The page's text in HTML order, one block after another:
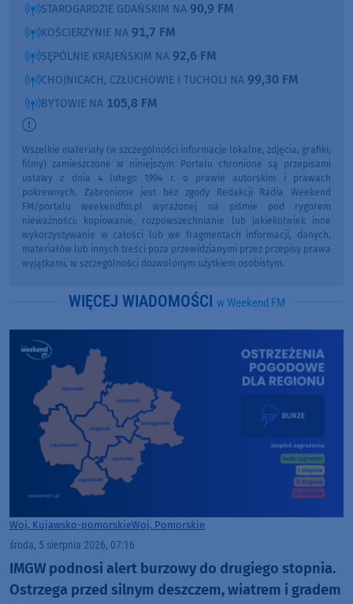
STAROGARDZIE GDAŃSKIM NA 90,9 FM
KOŚCIERZYNIE NA 91,7 FM
SĘPÓLNIE KRAJEŃSKIM NA 92,6 FM
CHOJNICACH, CZŁUCHOWIE I TUCHOLI NA 99,30 FM
BYTOWIE NA 105,8 FM
Wszelkie materiały (w szczególności informacje lokalne, zdjęcia, grafiki,
filmy) zamieszczone w niniejszym Portalu chronione są przepisami
ustawy z dnia 4 lutego 1994 r. o prawie autorskim i prawach
pokrewnych. Zabronione jest bez zgody Redakcji Radia Weekend
FM/portalu weekendfm.pl wyrażonej na piśmie pod rygorem
nieważności: kopiowanie, rozpowszechnianie lub jakiekolwiek inne
wykorzystywanie w całości lub we fragmentach informacji, danych,
materiałów lub innych treści poza przewidzianymi przez przepisy prawa
wyjątkami, w szczególności dozwolonym użytkiem osobistym.
WIĘCEJ WIADOMOŚCI w Weekend FM
Woj. Kujawsko-pomorskieWoj. Pomorskie
środa, 5 sierpnia 2026, 07:16
IMGW podnosi alert burzowy do drugiego stopnia.
Ostrzega przed silnym deszczem, wiatrem i gradem